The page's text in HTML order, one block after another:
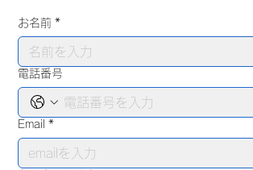
お名前 *
電話番号
Email *